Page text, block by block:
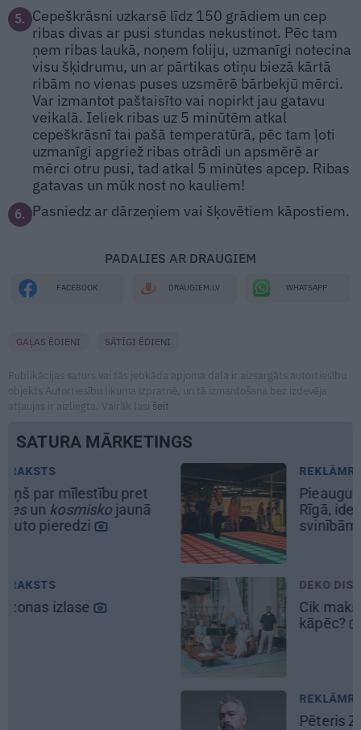
5. Cepeškrāsni uzkarsē līdz 150 grādiem un cep
ribas divas ar pusi stundas nekustinot. Pēc tam
ņem ribas laukā, noņem foliju, uzmanīgi notecina
visu šķidrumu, un ar pārtikas otiņu biezā kārtā
ribām no vienas puses uzsmērē bārbekjū mērci.
Var izmantot paštaisīto vai nopirkt jau gatavu
veikalā. Ieliek ribas uz 5 minūtēm atkal
cepeškrāsnī tai pašā temperatūrā, pēc tam ļoti
uzmanīgi apgriež ribas otrādi un apsmērē ar
mērci otru pusi, tad atkal 5 minūtes apcep. Ribas
gatavas un mūk nost no kauliem!
6. Pasniedz ar dārzeņiem vai šķovētiem kāpostiem.
PADALIES AR DRAUGIEM
FACEBOOK DRAUGIEM.LV WHATSAPP
GAĻAS ĒDIENI SĀTĪGI ĒDIENI
Publikācijas saturs vai tās jebkāda apjoma daļa ir aizsargāts autortiesību
objekts Autortiesību likuma izpratnē, un tā izmantošana bez izdevēja
atļaujas ir aizliegta. Vairāk lasi šeit
SATURA MĀRKETINGS
Pieaugušo dzimšanas diena
Rīgā, idejas atmiņā paliekošām
DEKO DISKUSIJAS
Cik maksā dizainers un –
kāpēc?
Pēteris Zālītis: Esmu prāta